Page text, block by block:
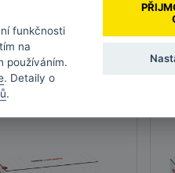
DO KOŠÍKU
• Odeslání do 2
dnů
funkčnosti
na
používáním.
. Detaily o
.